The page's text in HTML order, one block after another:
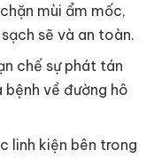
mùi ẩm mốc,
sẽ và an toàn.
chế sự phát tán
về đường hô
linh kiện bên trong